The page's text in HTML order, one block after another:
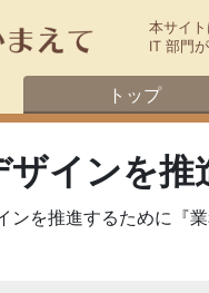
本サイ
IT 部門
トップ
インを推
ンを推進するために『